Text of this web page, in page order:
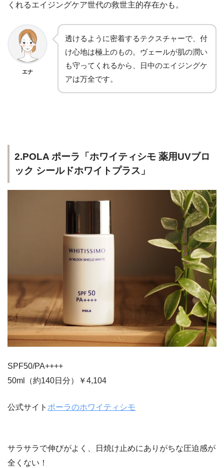
くれるエイジングケア世代の救世主的存在かも。
エナ
透けるように密着するテクスチャーで、付
け心地は極上のもの。ヴェールが肌の潤い
も守ってくれるから、日中のエイジングケ
アは万全です。
2.POLA ポーラ「ホワイティシモ 薬用UVブロ
ック シールドホワイトプラス」
SPF50/PA++++
50ml（約140日分）￥4,104
公式サイト ポーラのホワイティシモ
サラサラで伸びがよく、日焼け止めにありがちな圧迫感が
全くない！